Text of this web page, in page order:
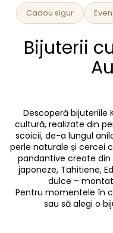
Cadou sigur
Bijuterii
Descoperă bijuteriile
cultură, realizate din
scoicii, de-a lungul
perle naturale și cercei
pandantive create
japoneze, Tahitiene,
dulce –
Pentru momentele în
sau să alegi o